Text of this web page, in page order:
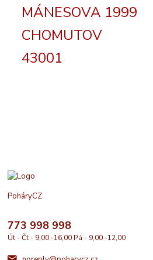
MÁNESOVA 1999
CHOMUTOV
43001
PoháryCZ
773 998 998
Út - Čt - 9,00 -16,00 Pá - 9,00 -12,00